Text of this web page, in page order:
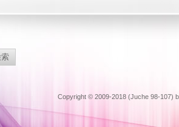
Copyright © 2009-2018 (Juche 98-107)